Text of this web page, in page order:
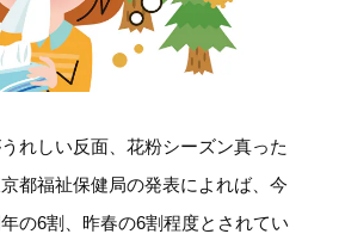
れしい反面、花粉シーズン真った
都福祉保健局の発表によれば、今
の6割、昨春の6割程度とされてい